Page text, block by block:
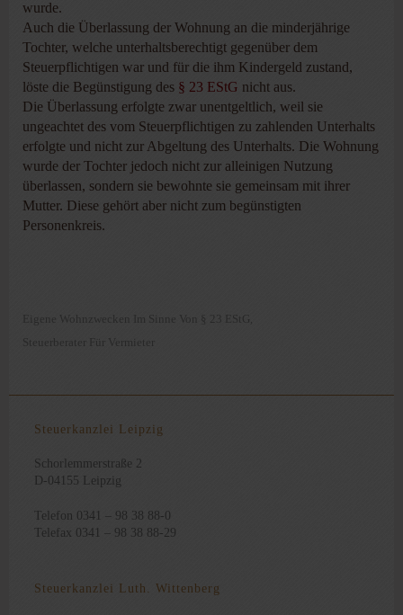
wurde.
Auch die Überlassung der Wohnung an die minderjährige
Tochter, welche unterhaltsberechtigt gegenüber dem
Steuerpflichtigen war und für die ihm Kindergeld zustand,
löste die Begünstigung des § 23 EStG nicht aus.
Die Überlassung erfolgte zwar unentgeltlich, weil sie
ungeachtet des vom Steuerpflichtigen zu zahlenden Unterhalts
erfolgte und nicht zur Abgeltung des Unterhalts. Die Wohnung
wurde der Tochter jedoch nicht zur alleinigen Nutzung
überlassen, sondern sie bewohnte sie gemeinsam mit ihrer
Mutter. Diese gehört aber nicht zum begünstigten
Personenkreis.
Eigene Wohnzwecken Im Sinne Von § 23 EStG,
Steuerberater Für Vermieter
Steuerkanzlei Leipzig
Schorlemmerstraße 2
D-04155 Leipzig
Telefon 0341 – 98 38 88-0
Telefax 0341 – 98 38 88-29
Steuerkanzlei Luth. Wittenberg